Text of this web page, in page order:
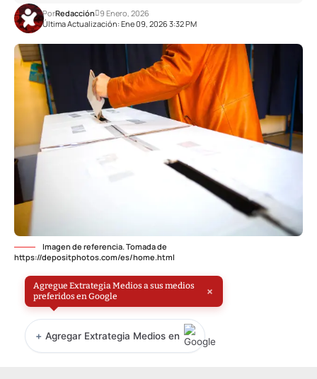
Última Actualización: Ene 09, 2026 3:32 PM
PorRedacción 9 Enero, 2026
Imagen de referencia. Tomada de
https://depositphotos.com/es/home.html
Agregue Extrategia Medios a sus medios
preferidos en Google
×
+ Agregar Extrategia Medios en